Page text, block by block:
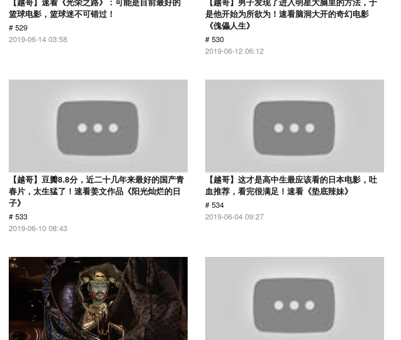
篮球电影，篮球迷不可错过！
# 529
2019-06-14 03:58
是他开始为所欲为！速看脑洞大开的奇幻电影
《傀儡人生》
# 530
2019-06-12 06:12
【越哥】豆瓣8.8分，近二十几年来最好的国产青
春片，太生猛了！速看姜文作品《阳光灿烂的日
子》
# 533
2019-06-10 08:43
【越哥】这才是高中生最应该看的日本电影，吐
血推荐，看完很满足！速看《垫底辣妹》
# 534
2019-06-04 09:27